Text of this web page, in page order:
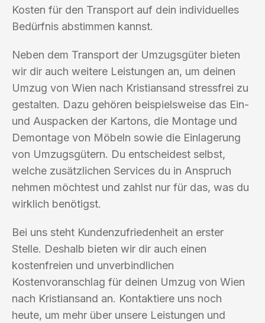
Kosten für den Transport auf dein individuelles
Bedürfnis abstimmen kannst.
Neben dem Transport der Umzugsgüter bieten
wir dir auch weitere Leistungen an, um deinen
Umzug von Wien nach Kristiansand stressfrei zu
gestalten. Dazu gehören beispielsweise das Ein-
und Auspacken der Kartons, die Montage und
Demontage von Möbeln sowie die Einlagerung
von Umzugsgütern. Du entscheidest selbst,
welche zusätzlichen Services du in Anspruch
nehmen möchtest und zahlst nur für das, was du
wirklich benötigst.
Bei uns steht Kundenzufriedenheit an erster
Stelle. Deshalb bieten wir dir auch einen
kostenfreien und unverbindlichen
Kostenvoranschlag für deinen Umzug von Wien
nach Kristiansand an. Kontaktiere uns noch
heute, um mehr über unsere Leistungen und